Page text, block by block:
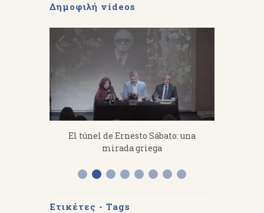
Δημοφιλή videos
El túnel de Ernesto Sábato: una
mirada griega
Ετικέτες - Tags